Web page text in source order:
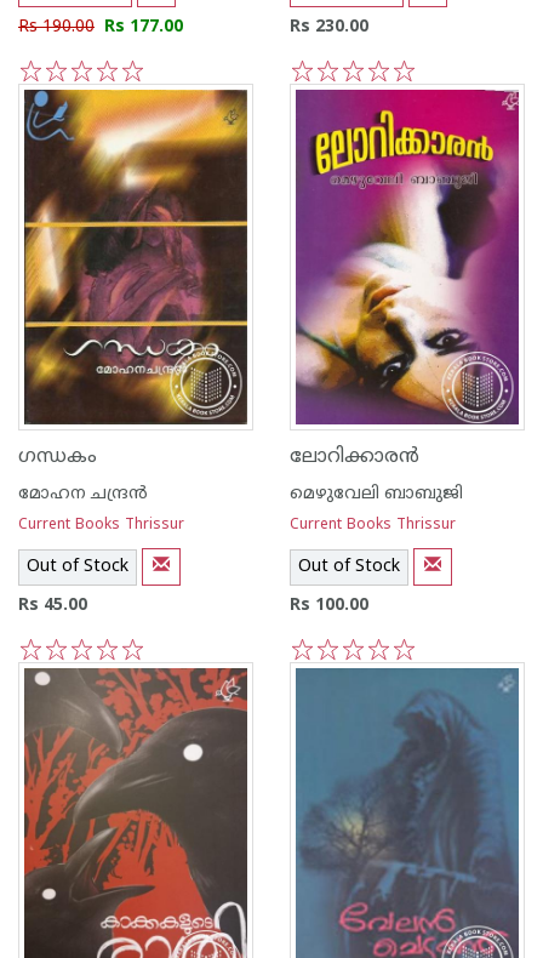
Rs 190.00 Rs 177.00
5
4
3
2
1
Rs 230.00
5
4
3
2
1
ഗന്ധകം
മോഹന ചന്ദ്രന്‍
Current Books Thrissur
Out of Stock
Rs 45.00
5
4
3
2
1
ലോറിക്കാര‌ന്‍
മെഴുവേലി ബാബുജി
Current Books Thrissur
Out of Stock
Rs 100.00
5
4
3
2
1